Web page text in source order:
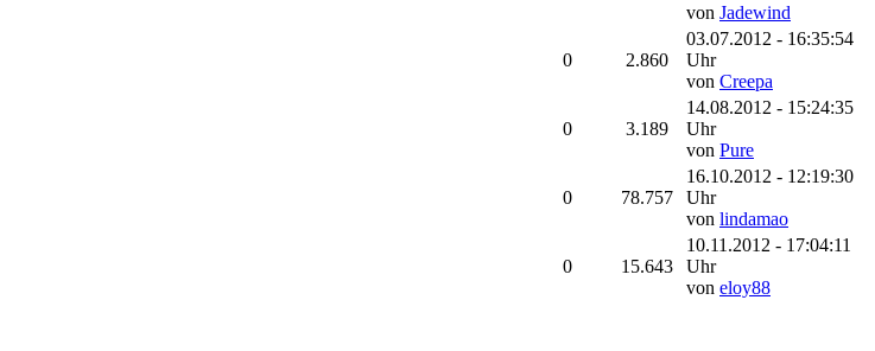
von Jadewind
0 2.860
03.07.2012 - 16:35:54
Uhr
von Creepa
0 3.189
14.08.2012 - 15:24:35
Uhr
von Pure
0 78.757
16.10.2012 - 12:19:30
Uhr
von lindamao
0 15.643
10.11.2012 - 17:04:11
Uhr
von eloy88